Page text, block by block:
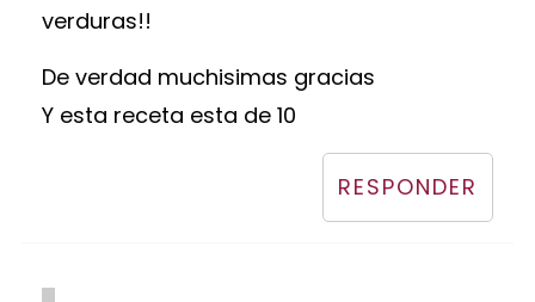
verduras!!
De verdad muchisimas gracias
Y esta receta esta de 10
RESPONDER